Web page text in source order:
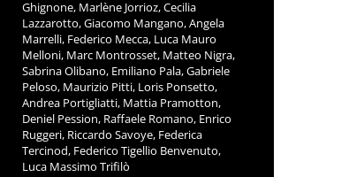
Ghignone, Marlène Jorrioz, Cecilia
Lazzarotto, Giacomo Mangano, Angela
Marrelli, Federico Mecca, Luca Mauro
Melloni, Marc Montrosset, Matteo Nigra,
Sabrina Olibano, Emiliano Pala, Gabriele
Peloso, Maurizio Pitti, Loris Ponsetto,
Andrea Portigliatti, Mattia Pramotton,
Deniel Pession, Raffaele Romano, Enrico
Ruggeri, Riccardo Savoye, Federica
Tercinod, Federico Tigellio Benvenuto,
Luca Massimo Trifilò